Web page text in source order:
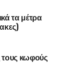
τα μέτρα
κωφούς